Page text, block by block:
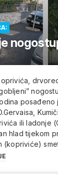
posađeno
ili ladonje
hlad tijekom
(kopriviće)